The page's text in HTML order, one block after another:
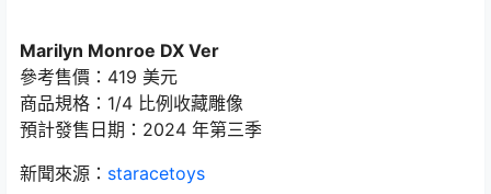
Marilyn Monroe DX Ver
參考售價：419 美元
商品規格：1/4 比例收藏雕像
預計發售日期：2024 年第三季
新聞來源： staracetoys